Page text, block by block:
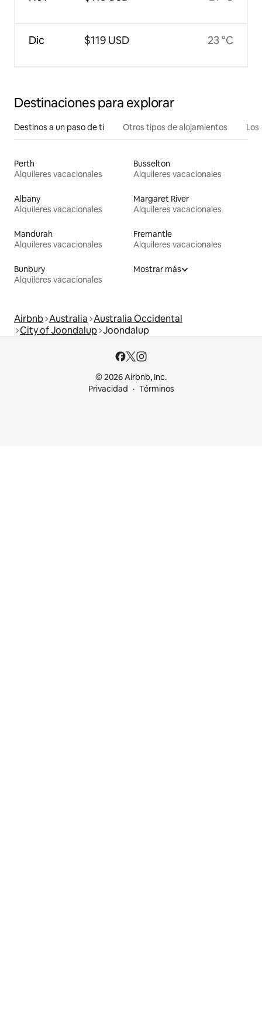
Dic $119 USD 23 °C
Destinaciones para explorar
Destinos a un paso de ti Otros tipos de alojamientos
Perth
Alquileres vacacionales
Busselton
Alquileres vacacionales
Albany
Alquileres vacacionales
Margaret River
Alquileres vacacionales
Mandurah
Alquileres vacacionales
Fremantle
Alquileres vacacionales
Bunbury
Alquileres vacacionales
Mostrar más
Airbnb Australia Australia Occidental
City of Joondalup Joondalup
© 2026 Airbnb, Inc.
Privacidad
Términos